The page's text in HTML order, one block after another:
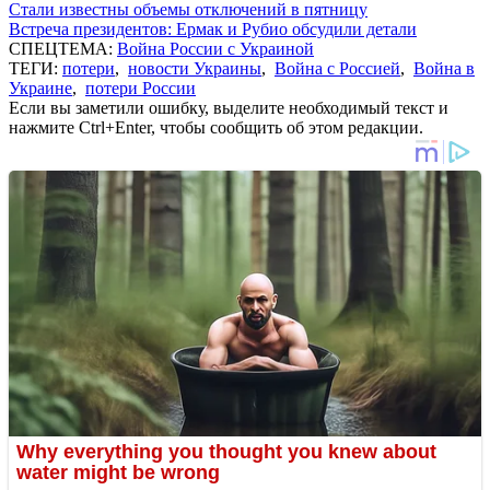
Стали известны объемы отключений в пятницу
Встреча президентов: Ермак и Рубио обсудили детали
СПЕЦТЕМА: Война России с Украиной
ТЕГИ: потери, новости Украины, Война с Россией, Война в
Украине, потери России
Если вы заметили ошибку, выделите необходимый текст и
нажмите Ctrl+Enter, чтобы сообщить об этом редакции.